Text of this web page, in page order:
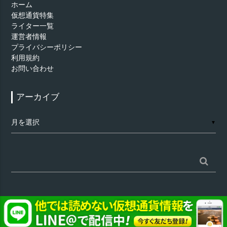
ホーム
仮想通貨特集
ライター一覧
運営者情報
プライバシーポリシー
利用規約
お問い合わせ
アーカイブ
ー
▼
索:
©仮想通貨 - AppTimes